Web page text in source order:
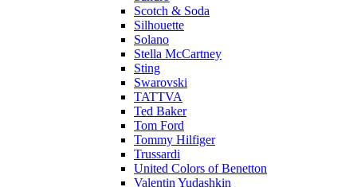
Scotch & Soda
Silhouette
Solano
Stella McCartney
Sting
Swarovski
TATTVA
Ted Baker
Tom Ford
Tommy Hilfiger
Trussardi
United Colors of Benetton
Valentin Yudashkin